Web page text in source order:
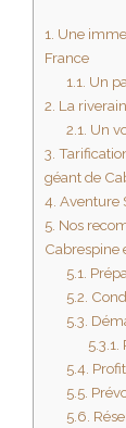
1. Une
France
1.1. Un
2. La
2.1. Un
3.
géant de
4. Aventure
5. Nos
Cabrespine
5.1.
5.2.
5.3.
5.3.1.
5.4.
5.5.
5.6.